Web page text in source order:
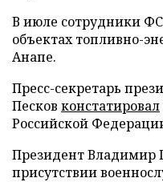
В июле сотрудники
объектах топливно-
Анапе.
Пресс-секретарь
Песков констатировал
Российской
Президент Владимир
присутствии